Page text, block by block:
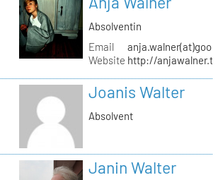
Absolventin
Email
Website http://
Joanis Walter
Absolvent
Janin Walter